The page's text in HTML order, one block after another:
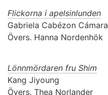
Flickorna i apelsinlunden
Gabriela Cabézon Cámara
Övers. Hanna Nordenhök
Lönnmördaren fru Shim
Kang Jiyoung
Övers. Thea Norlander